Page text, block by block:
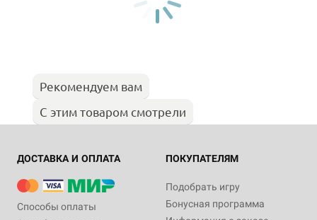
Рекомендуем вам
С этим товаром смотрели
ДОСТАВКА И ОПЛАТА
Способы оплаты
ПОКУПАТЕЛЯМ
Подобрать игру
Бонусная программа